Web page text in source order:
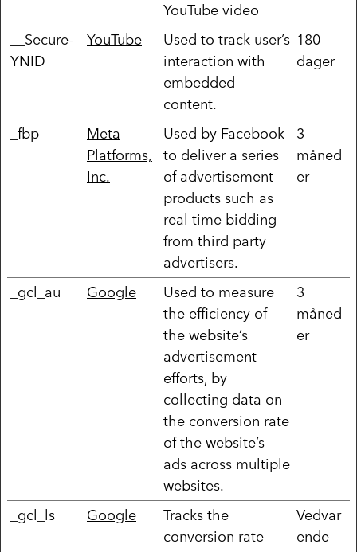
YouTube video
__Secure-
YNID
YouTube
Used to track user’s
interaction with
embedded
content.
180
dager
_fbp
Meta
Platforms,
Inc.
Used by Facebook
to deliver a series
of advertisement
products such as
real time bidding
from third party
advertisers.
3
måned
er
_gcl_au Google
Used to measure
the efficiency of
the website’s
advertisement
efforts, by
collecting data on
the conversion rate
of the website’s
ads across multiple
websites.
3
måned
er
_gcl_ls Google
Tracks the
conversion rate
Vedvar
ende